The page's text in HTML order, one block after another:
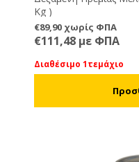
Kg )
€89,90 χωρίς ΦΠΑ
€111,48 με ΦΠΑ
Διαθέσιμο 1τεμάχιο